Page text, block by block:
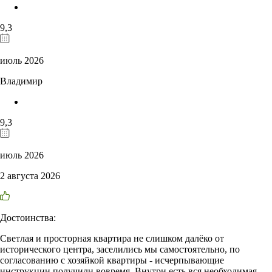
9,3
июль 2026
Владимир
9,3
июль 2026
2 августа 2026
Достоинства:
Светлая и просторная квартира не слишком далёко от
исторического центра, заселились мы самостоятельно, по
согласованию с хозяйкой квартиры - исчерпывающие